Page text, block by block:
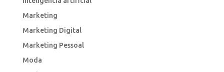
Marketing
Marketing Digital
Marketing Pessoal
Moda